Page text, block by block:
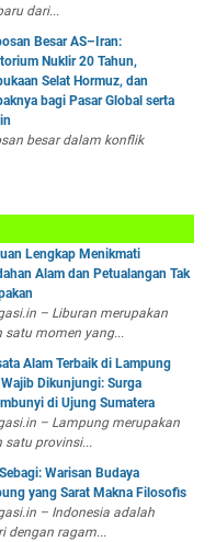
dari...
Besar AS–Iran:
Nuklir 20 Tahun,
Selat Hormuz, dan
bagi Pasar Global serta
besar dalam konflik
Lengkap Menikmati
Alam dan Petualangan Tak
– Liburan merupakan
satu momen yang...
Alam Terbaik di Lampung
Dikunjungi: Surga
di Ujung Sumatera
– Lampung merupakan
satu provinsi...
Warisan Budaya
yang Sarat Makna Filosofis
– Indonesia adalah
dengan ragam...